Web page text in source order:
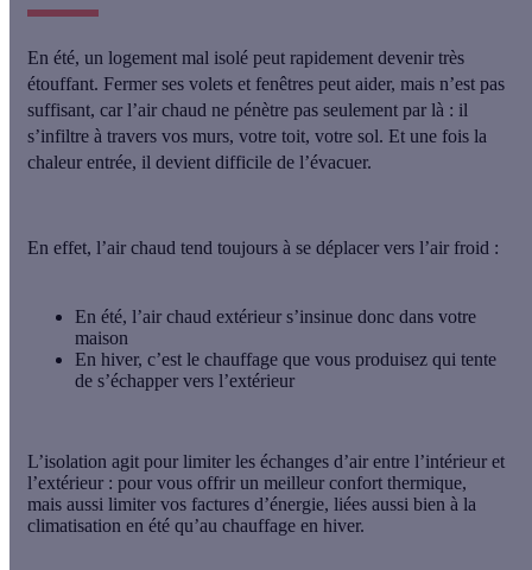
En été, un logement mal isolé peut rapidement devenir très
étouffant. Fermer ses volets et fenêtres peut aider, mais n’est pas
suffisant, car l’air chaud ne pénètre pas seulement par là : il
s’infiltre à travers vos murs, votre toit, votre sol. Et une fois la
chaleur entrée, il devient difficile de l’évacuer.
En effet, l’air chaud tend toujours à se déplacer vers l’air froid :
En été, l’air chaud extérieur s’insinue donc dans votre
maison
En hiver, c’est le chauffage que vous produisez qui tente
de s’échapper vers l’extérieur
L’isolation agit pour limiter les échanges d’air entre l’intérieur et
l’extérieur : pour vous offrir un meilleur confort thermique,
mais aussi limiter vos factures d’énergie, liées aussi bien à la
climatisation en été qu’au chauffage en hiver.